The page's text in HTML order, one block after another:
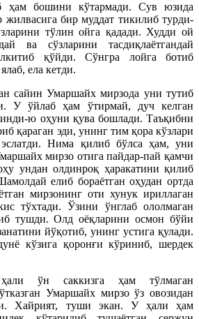
ҳам бошини кўтармади. Сув юзида
жилвасига бир муддат тикилиб турди-
тўлин ойга қадади. Худди ой
ва сўзларини тасдиқлаётгандай
қўйди. Сўнгра лойга ботиб
ела кетди.
сайин Умаршайх мирзода уни тутиб
У ўйлаб ҳам ўтирмай, дуч келган
ю оҳуни қува бошлади. Таъқибни
қараган эди, унинг тим қора кўзлари
Нима қилиб бўлса ҳам, уни
мирзо отига пайдар-пай қамчи
ундан олдинроқ ҳаракатини қилиб
елиб бораётган оҳудан ортда
мирзонинг оти хунук ириллаган
тўхтади. Ўзини ўнглаб ололмаган
тушди. Олд оёқларини осмон бўйи
йўқотиб, унинг устига қулади.
кўзига қоронғи кўриниб, шердек
ўн саккизга ҳам тўлмаган
Умаршайх мирзо ўз овозидан
Хайрият, туши экан. У ҳали ҳам